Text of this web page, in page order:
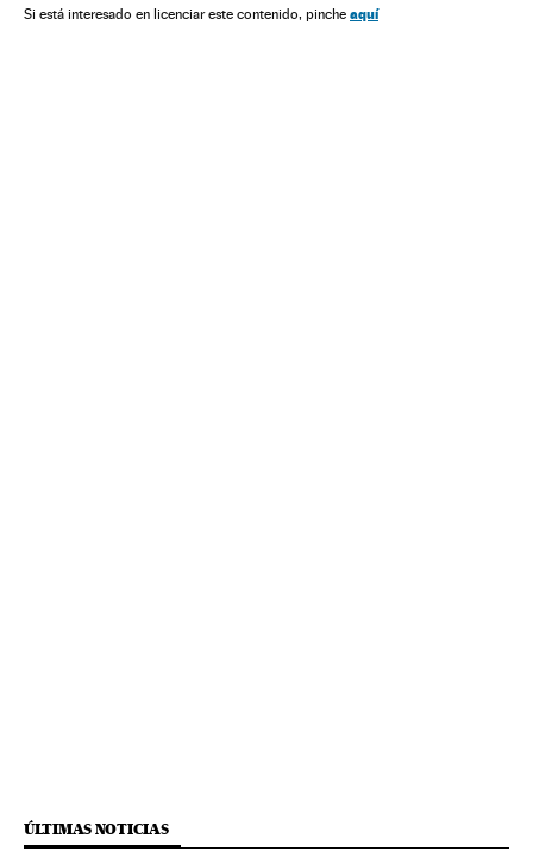
Acontecimentos Delitos América Problemas sociais
Si está interesado en licenciar este contenido, pinche aquí
ÚLTIMAS NOTICIAS